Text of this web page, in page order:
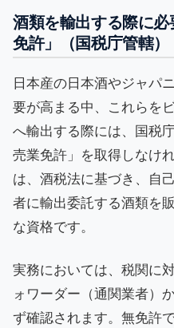
酒類を輸出する際に
免許」（国税庁管轄）
日本産の日本酒やジャパ
要が高まる中、これらを
へ輸出する際には、国税
売業免許」を取得しなけ
は、酒税法に基づき、自
者に輸出委託する酒類を
な資格です。
実務においては、税関に
ォワーダー（通関業者）
ず確認されます。無免許